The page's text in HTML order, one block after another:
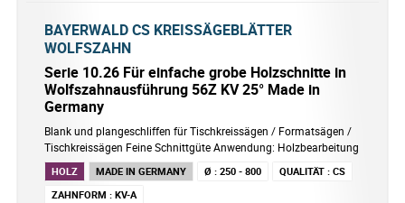
BAYERWALD CS KREISSÄGEBLÄTTER
WOLFSZAHN
Serie 10.26 Für einfache grobe Holzschnitte in
Wolfszahnausführung 56Z KV 25° Made in
Germany
Blank und plangeschliffen für Tischkreissägen / Formatsägen /
Tischkreissägen Feine Schnittgüte Anwendung: Holzbearbeitung
HOLZ MADE IN GERMANY Ø : 250 - 800 QUALITÄT : CS
ZAHNFORM : KV-A